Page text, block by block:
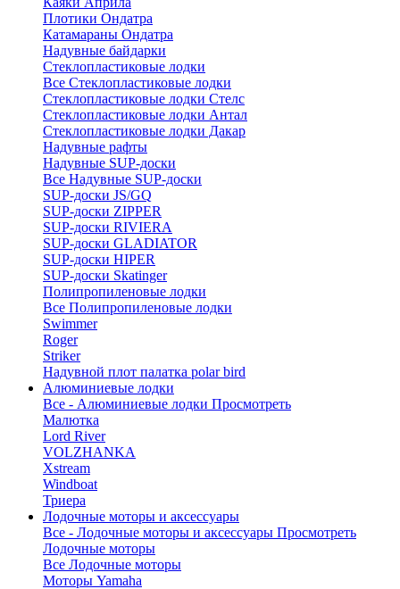
Плотики Ондатра
Катамараны Ондатра
Надувные байдарки
Стеклопластиковые лодки
Все Стеклопластиковые лодки
Стеклопластиковые лодки Стелс
Стеклопластиковые лодки Антал
Стеклопластиковые лодки Дакар
Надувные рафты
Надувные SUP-доски
Все Надувные SUP-доски
SUP-доски JS/GQ
SUP-доски ZIPPER
SUP-доски RIVIERA
SUP-доски GLADIATOR
SUP-доски HIPER
SUP-доски Skatinger
Полипропиленовые лодки
Все Полипропиленовые лодки
Swimmer
Roger
Striker
Надувной плот палатка polar bird
Алюминиевые лодки
Все - Алюминиевые лодки Просмотреть
Малютка
Lord River
VOLZHANKA
Xstream
Windboat
Триера
Лодочные моторы и аксессуары
Все - Лодочные моторы и аксессуары Просмотреть
Лодочные моторы
Все Лодочные моторы
Моторы Yamaha